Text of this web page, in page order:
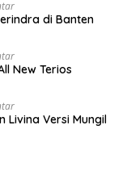
di Banten
New Terios
Livina Versi Mungil